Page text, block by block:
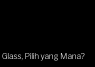
Pilih yang Mana?